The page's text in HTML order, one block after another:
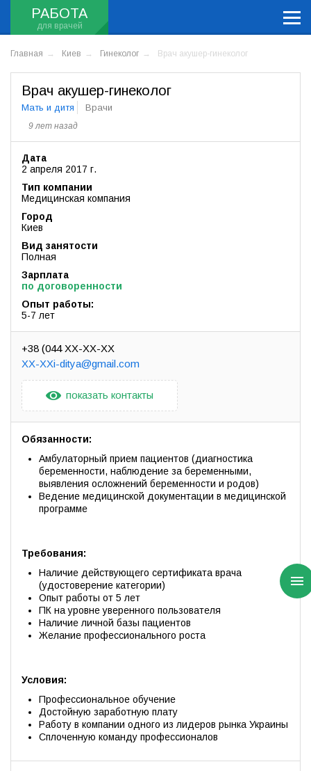
РАБОТА
Главная Киев Гинеколог Врач акушер-гинеколог
Врач акушер-гинеколог
Мать и дитя Врачи
9 лет назад
Дата
2 апреля 2017 г.
Тип компании
Медицинская компания
Город
Киев
Вид занятости
Полная
Зарплата
по договоренности
Опыт работы:
5-7 лет
+38 (044 XX-XX-XX
XX-XXi-ditya@gmail.com
показать контакты
Обязанности:
Амбулаторный прием пациентов (диагностика
беременности, наблюдение за беременными,
выявления осложнений беременности и родов)
Ведение медицинской документации в медицинской
программе
Требования:
Наличие действующего сертификата врача
(удостоверение категории)
Опыт работы от 5 лет
ПК на уровне уверенного пользователя
Наличие личной базы пациентов
Желание профессионального роста
Условия:
Профессиональное обучение
Достойную заработную плату
Работу в компании одного из лидеров рынка Украины
Сплоченную команду профессионалов